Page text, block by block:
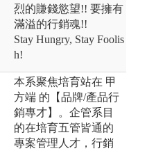
烈的賺錢慾望!! 要擁有
滿溢的行銷魂!!
Stay Hungry, Stay Foolis
h!
本系聚焦培育站在 甲
方端 的【品牌/產品行
銷專才】。企管系目
的在培育五管皆通的
專案管理人才，行銷